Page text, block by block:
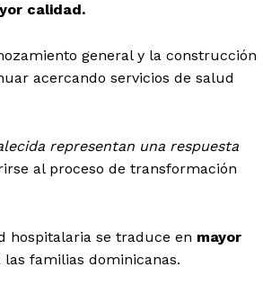
calidad.
general y la construcción
acercando servicios de salud
representan una respuesta
al proceso de transformación
hospitalaria se traduce en mayor
familias dominicanas.